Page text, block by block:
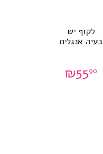
לקוף יש
בעיה אנגלית
₪5590